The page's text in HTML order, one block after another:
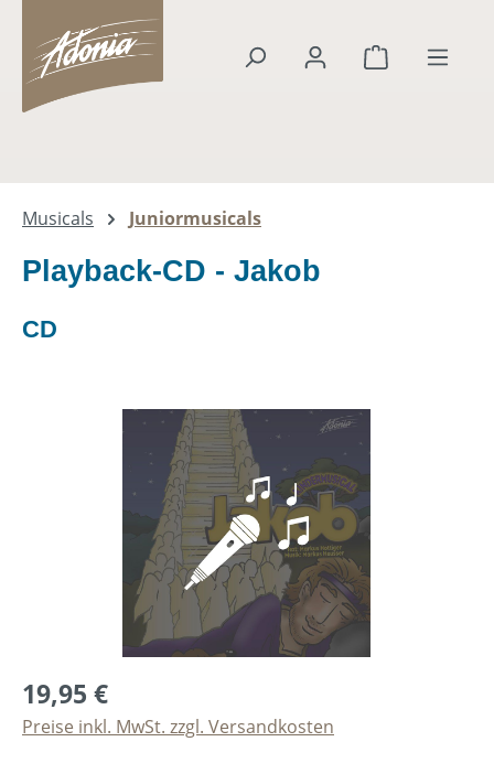
springen
Warenkorb
Musicals Juniormusicals
Playback-CD - Jakob
CD
Bildergalerie überspringen
19,95 €
Preise inkl. MwSt. zzgl. Versandkosten